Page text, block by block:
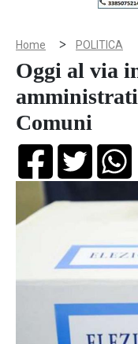
Home > POLITICA
Oggi al via
Comuni